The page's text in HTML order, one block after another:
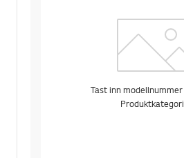
Tast inn
Produktkategori